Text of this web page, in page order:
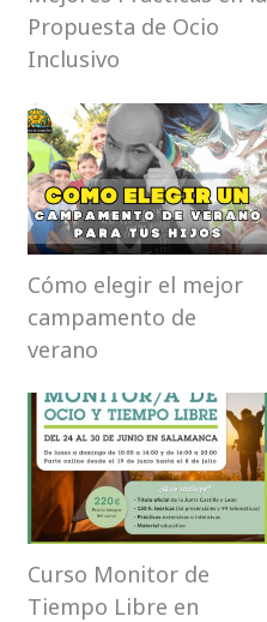
Propuesta de Ocio
Inclusivo
Cómo elegir el mejor
campamento de
verano
Curso Monitor de
Tiempo Libre en